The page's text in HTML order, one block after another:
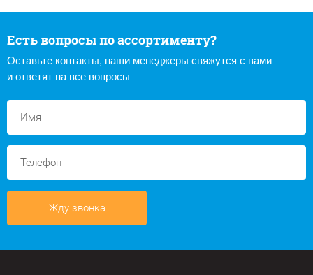
Есть вопросы по ассортименту?
Оставьте контакты, наши менеджеры свяжутся с вами
и ответят на все вопросы
Жду звонка